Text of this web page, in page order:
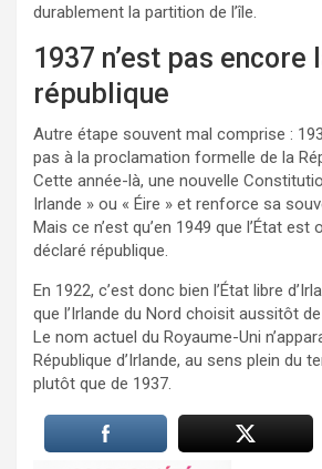
durablement la partition de l’île.
1937 n’est pas encore
république
Autre étape souvent mal comprise :
pas à la proclamation formelle de la
Cette année-là, une nouvelle
Irlande » ou « Éire » et renforce sa
Mais ce n’est qu’en 1949 que l’État
déclaré république.
En 1922, c’est donc bien l’État libre
que l’Irlande du Nord choisit aussitôt
Le nom actuel du Royaume-Uni
République d’Irlande, au sens plein du
plutôt que de 1937.